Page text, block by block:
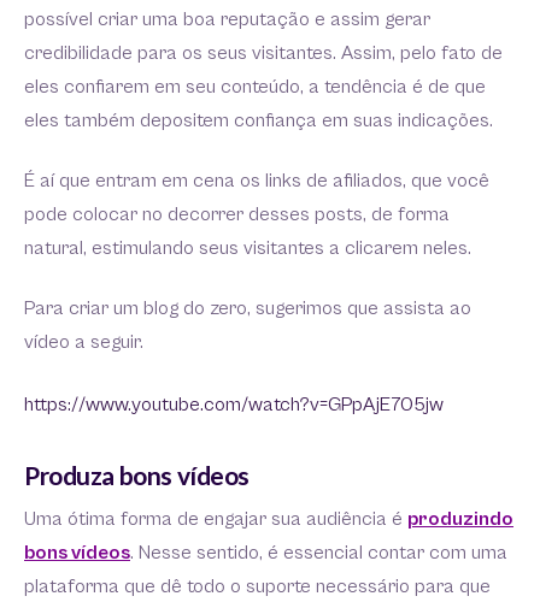
possível criar uma boa reputação e assim gerar
credibilidade para os seus visitantes. Assim, pelo fato de
eles confiarem em seu conteúdo, a tendência é de que
eles também depositem confiança em suas indicações.
É aí que entram em cena os links de afiliados, que você
pode colocar no decorrer desses posts, de forma
natural, estimulando seus visitantes a clicarem neles.
Para criar um blog do zero, sugerimos que assista ao
vídeo a seguir.
https://www.youtube.com/watch?v=GPpAjE705jw
Produza bons vídeos
Uma ótima forma de engajar sua audiência é produzindo
bons vídeos. Nesse sentido, é essencial contar com uma
plataforma que dê todo o suporte necessário para que